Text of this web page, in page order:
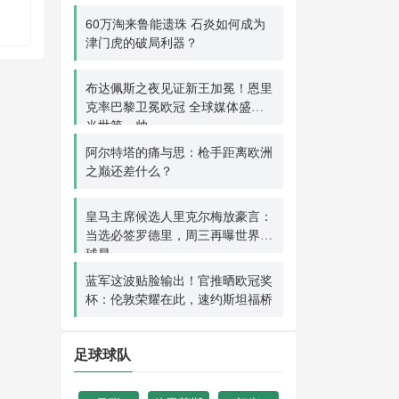
60万淘来鲁能遗珠 石炎如何成为
津门虎的破局利器？
布达佩斯之夜见证新王加冕！恩里
克率巴黎卫冕欧冠 全球媒体盛赞
当世第一帅
阿尔特塔的痛与思：枪手距离欧洲
之巅还差什么？
皇马主席候选人里克尔梅放豪言：
当选必签罗德里，周三再曝世界级
球星
蓝军这波贴脸输出！官推晒欧冠奖
杯：伦敦荣耀在此，速约斯坦福桥
足球球队